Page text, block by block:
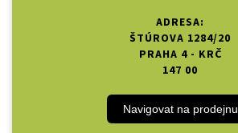
ADRESA:
ŠTÚROVA 1284/20
PRAHA 4 - KRČ
147 00
Navigovat na prodejnu